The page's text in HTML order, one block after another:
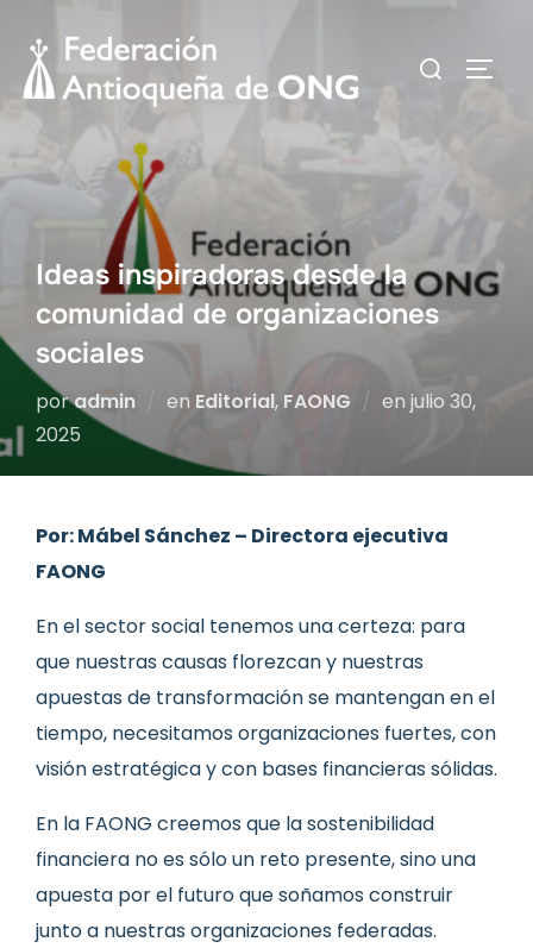
contenido
Buscar:
Ideas inspiradoras desde la
comunidad de organizaciones
sociales
poradmin en Editorial, FAONG en Publicado
julio 30,
2025
Por: Mábel Sánchez – Directora ejecutiva
FAONG
En el sector social tenemos una certeza: para
que nuestras causas florezcan y nuestras
apuestas de transformación se mantengan en el
tiempo, necesitamos organizaciones fuertes, con
visión estratégica y con bases financieras sólidas.
En la FAONG creemos que la sostenibilidad
financiera no es sólo un reto presente, sino una
apuesta por el futuro que soñamos construir
junto a nuestras organizaciones federadas.